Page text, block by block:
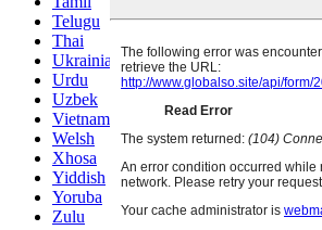
Telugu
Thai
Ukrainian
Urdu
Uzbek
Vietnamese
Welsh
Xhosa
Yiddish
Yoruba
Zulu